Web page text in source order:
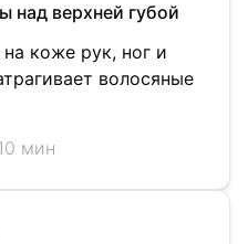
над верхней губой
коже рук, ног и
волосяные
мин